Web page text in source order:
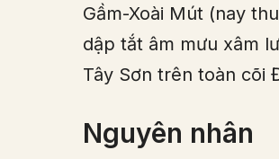
Gầm-Xoài Mút (nay
dập tắt âm mưu xâm
Tây Sơn trên toàn cõi
Nguyên nhân